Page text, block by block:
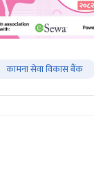
कामना सेवा विकास बैंक